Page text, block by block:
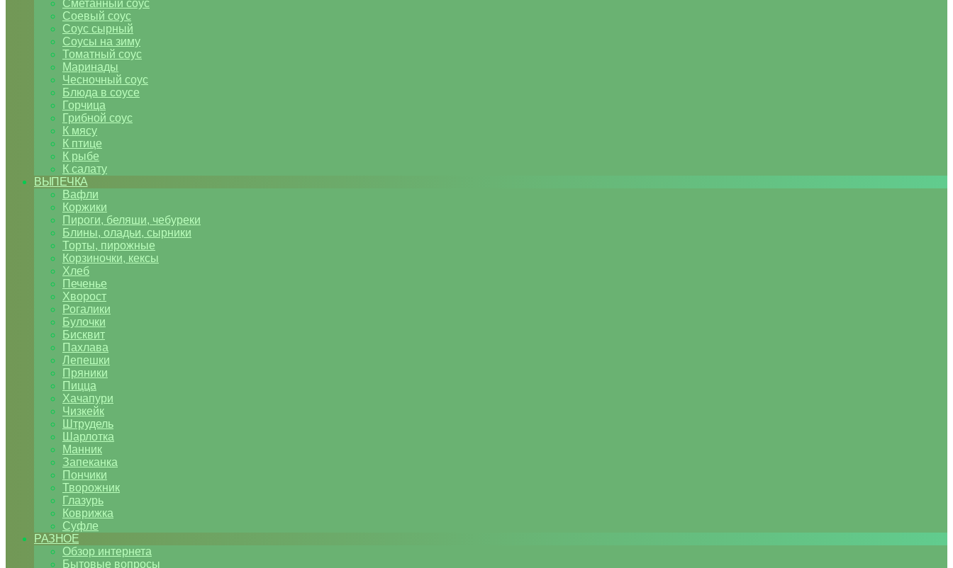
Сметанный соус
Соевый соус
Соус сырный
Соусы на зиму
Томатный соус
Маринады
Чесночный соус
Блюда в соусе
Горчица
Грибной соус
К мясу
К птице
К рыбе
К салату
ВЫПЕЧКА
Вафли
Коржики
Пироги, беляши, чебуреки
Блины, оладьи, сырники
Торты, пирожные
Корзиночки, кексы
Хлеб
Печенье
Хворост
Рогалики
Булочки
Бисквит
Пахлава
Лепешки
Пряники
Пицца
Хачапури
Чизкейк
Штрудель
Шарлотка
Манник
Запеканка
Пончики
Творожник
Глазурь
Коврижка
Суфле
РАЗНОЕ
Обзор интернета
Бытовые вопросы